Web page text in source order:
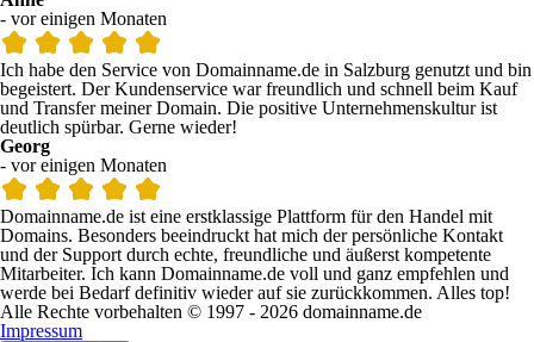
- vor einigen Monaten
Ich habe den Service von Domainname.de in Salzburg genutzt und bin
begeistert. Der Kundenservice war freundlich und schnell beim Kauf
und Transfer meiner Domain. Die positive Unternehmenskultur ist
deutlich spürbar. Gerne wieder!
Georg
- vor einigen Monaten
Domainname.de ist eine erstklassige Plattform für den Handel mit
Domains. Besonders beeindruckt hat mich der persönliche Kontakt
und der Support durch echte, freundliche und äußerst kompetente
Mitarbeiter. Ich kann Domainname.de voll und ganz empfehlen und
werde bei Bedarf definitiv wieder auf sie zurückkommen. Alles top!
Alle Rechte vorbehalten © 1997 - 2026 domainname.de
Impressum